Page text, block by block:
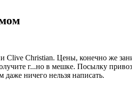
Christian. Цены, конечно же
г...но в мешке. Посылку
даже ничего нельзя написать.